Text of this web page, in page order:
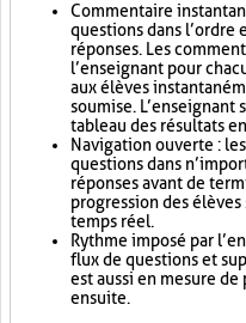
Commentaire
questions dans l’ordre
réponses. Les
l’enseignant pour
aux élèves
soumise. L’enseignant
tableau des résultats
Navigation ouverte :
questions dans
réponses avant de
progression des
temps réel.
Rythme imposé par
flux de questions et
est aussi en mesure de
ensuite.